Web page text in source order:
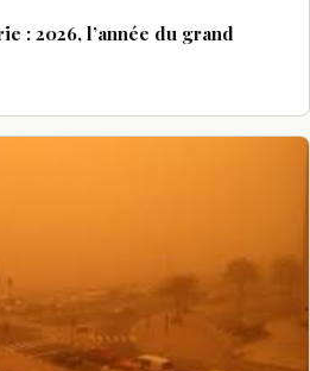
: 2026, l’année du grand